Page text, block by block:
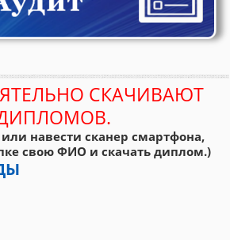
СКАЧИВАЮТ
навести сканер смартфона,
свою ФИО и скачать диплом.)